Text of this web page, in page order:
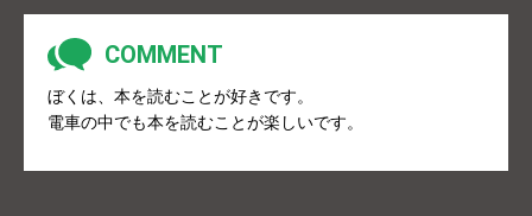
ぼくは、本を読むことが好きです。
電車の中でも本を読むことが楽しいです。